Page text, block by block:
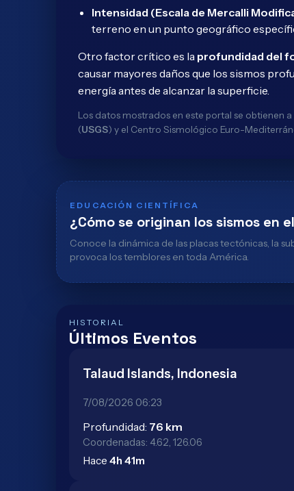
Intensidad (Escala de Mercalli
terreno en un punto geográfico
Otro factor crítico es la profundidad del
causar mayores daños que los sismos
energía antes de alcanzar la superficie.
Los datos mostrados en este portal se obtienen
(USGS) y el Centro Sismológico Euro-
EDUCACIÓN CIENTÍFICA
¿Cómo se originan los sismos en
Conoce la dinámica de las placas tectónicas, la
provoca los temblores en toda América.
HISTORIAL
Últimos Eventos
Talaud Islands, Indonesia
7/08/2026 06:23
Profundidad: 76 km
Coordenadas: 4.62, 126.06
Hace4h 41m